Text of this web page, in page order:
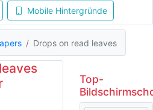
Mobile Hintergründe
Drops on read leaves
Top-